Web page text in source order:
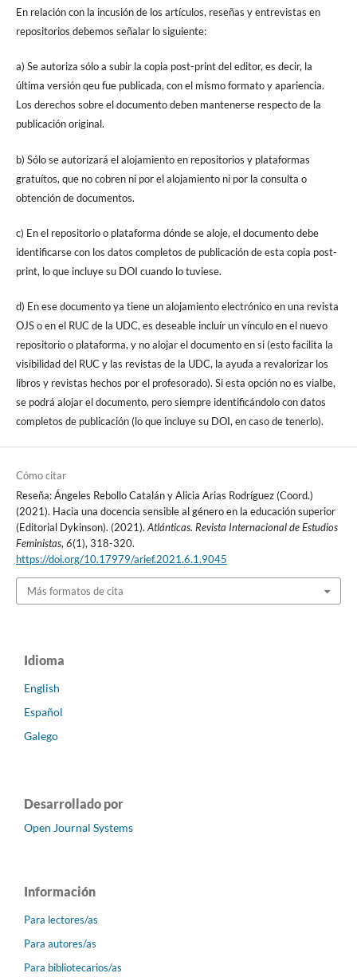
En relación con la incusión de los artículos, reseñas y entrevistas en
repositorios debemos señalar lo siguiente:
a) Se autoriza sólo a subir la copia post-print del editor, es decir, la
última versión qeu fue publicada, con el mismo formato y apariencia.
Los derechos sobre el documento deben mantenerse respecto de la
publicación original.
b) Sólo se autorizará el alojamiento en repositorios y plataformas
gratuítos, que no cobren ni por el alojamiento ni por la consulta o
obtención de documentos.
c) En el repositorio o plataforma dónde se aloje, el documento debe
identificarse con los datos completos de publicación de esta copia post-
print, lo que incluye su DOI cuando lo tuviese.
d) En ese documento ya tiene un alojamiento electrónico en una revista
OJS o en el RUC de la UDC, es deseable incluír un vínculo en el nuevo
repositorio o plataforma, y no alojar el documento en si (esto facilita la
visibilidad del RUC y las revistas de la UDC, la ayuda a revalorizar los
libros y revistas hechos por el profesorado). Si esta opción no es vialbe,
se podrá alojar el documento, pero siempre identificándolo con datos
completos de publicación (lo que incluye su DOI, en caso de tenerlo).
Cómo citar
Reseña: Ángeles Rebollo Catalán y Alicia Arias Rodríguez (Coord.)
(2021). Hacia una docencia sensible al género en la educación superior
(Editorial Dykinson). (2021). Atlánticas. Revista Internacional de Estudios
Feministas, 6(1), 318-320.
https://doi.org/10.17979/arief.2021.6.1.9045
Más formatos de cita
Idioma
English
Español
Galego
Desarrollado por
Open Journal Systems
Información
Para lectores/as
Para autores/as
Para bibliotecarios/as